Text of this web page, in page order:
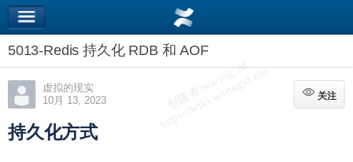
5013-Redis 持久化 RDB 和 AOF
虚拟的现实
10月 13, 2023
关注
关注
持久化方式